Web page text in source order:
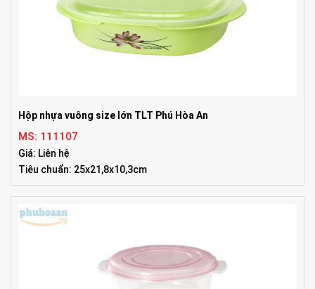
Hộp nhựa vuông size lớn TLT Phú Hòa An
MS: 111107
Giá: Liên hệ
Tiêu chuẩn: 25x21,8x10,3cm